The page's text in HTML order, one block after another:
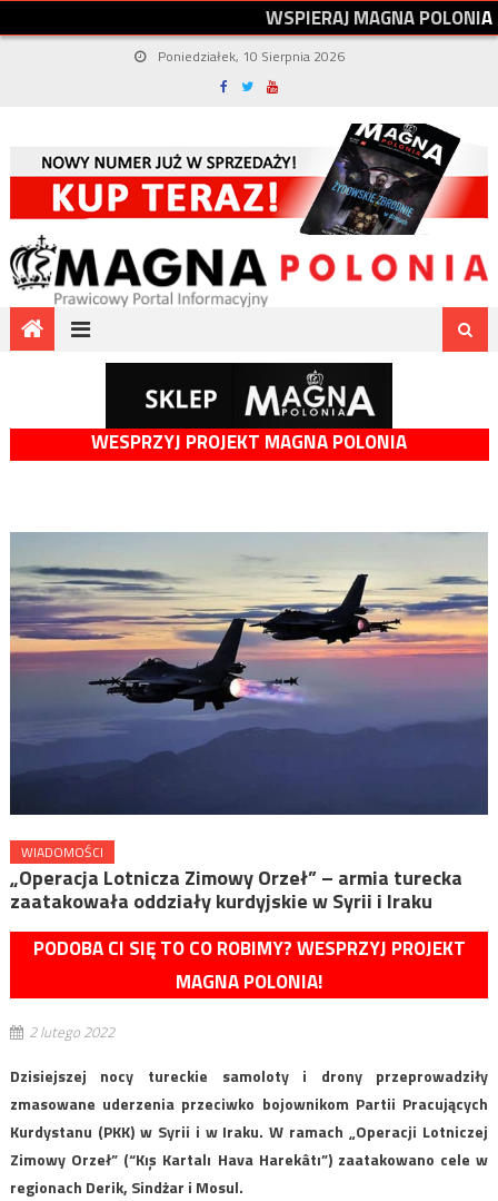
WSPIERAJMAGNAPOLONIA
Poniedziałek, 10 Sierpnia 2026
WESPRZYJ PROJEKT MAGNA POLONIA
WIADOMOŚCI
„Operacja Lotnicza Zimowy Orzeł” – armia turecka
zaatakowała oddziały kurdyjskie w Syrii i Iraku
PODOBA CI SIĘ TO CO ROBIMY? WESPRZYJ PROJEKT
MAGNA POLONIA!
2 lutego 2022
Dzisiejszej nocy tureckie samoloty i drony przeprowadziły
zmasowane uderzenia przeciwko bojownikom Partii Pracujących
Kurdystanu (PKK) w Syrii i w Iraku. W ramach „Operacji Lotniczej
Zimowy Orzeł” (“Kış Kartalı Hava Harekâtı”) zaatakowano cele w
regionach Derik, Sindżar i Mosul.